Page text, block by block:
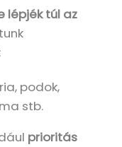
lépjék túl az
podok,
stb.
prioritás